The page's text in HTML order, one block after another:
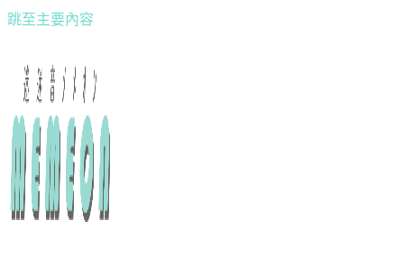
跳至主要內容